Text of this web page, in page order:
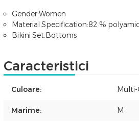
Gender:Women
Material Specification:82 %
Bikini Set:Bottoms
Caracteristici
Culoare: Multi-
Marime: M